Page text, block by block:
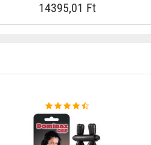
14395,01 Ft